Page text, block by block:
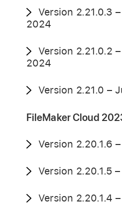
Version 2.21.0.3
2024
Version 2.21.0.2
2024
Version 2.21.0 –
FileMaker Cloud
Version 2.20.1.6
Version 2.20.1.5
Version 2.20.1.4